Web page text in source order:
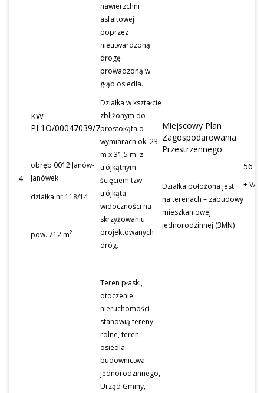
4
KW
PL1O/00047039/7
obręb 0012 Janów-
Janówek
działka nr 118/14
pow. 712 m2
nawierzchni
asfaltowej
poprzez
nieutwardzoną
drogę
prowadzoną w
głąb osiedla.
Działka w kształcie
zbliżonym do
prostokąta o
wymiarach ok. 23
m x 31,5 m. z
trójkątnym
ścięciem tzw.
trójkąta
widoczności na
skrzyżowaniu
projektowanych
dróg.
Teren płaski,
otoczenie
nieruchomości
stanowią tereny
rolne, teren
osiedla
budownictwa
jednorodzinnego,
Urząd Gminy,
Miejscowy Plan
Zagospodarowania
Przestrzennego
Działka położona jest
na terenach – zabudowy
mieszkaniowej
jednorodzinnej (3MN)
56
+ VAT